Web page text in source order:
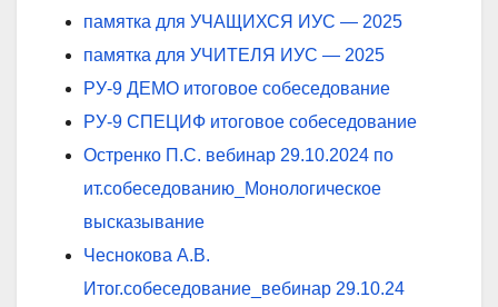
памятка для УЧАЩИХСЯ ИУС — 2025
памятка для УЧИТЕЛЯ ИУС — 2025
РУ-9 ДЕМО итоговое собеседование
РУ-9 СПЕЦИФ итоговое собеседование
Остренко П.С. вебинар 29.10.2024 по
ит.собеседованию_Монологическое
высказывание
Чеснокова А.В.
Итог.собеседование_вебинар 29.10.24